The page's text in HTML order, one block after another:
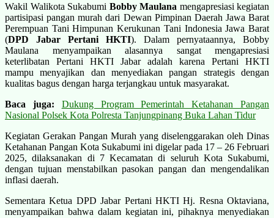
Wakil Walikota Sukabumi Bobby Maulana mengapresiasi kegiatan
partisipasi pangan murah dari Dewan Pimpinan Daerah Jawa Barat
Perempuan Tani Himpunan Kerukunan Tani Indonesia Jawa Barat
(DPD Jabar Pertani HKTI). Dalam pernyataannya, Bobby
Maulana menyampaikan alasannya sangat mengapresiasi
keterlibatan Pertani HKTI Jabar adalah karena Pertani HKTI
mampu menyajikan dan menyediakan pangan strategis dengan
kualitas bagus dengan harga terjangkau untuk masyarakat.
Baca juga: Dukung Program Pemerintah Ketahanan Pangan
Nasional Polsek Kota Polresta Tanjungpinang Buka Lahan Tidur
Kegiatan Gerakan Pangan Murah yang diselenggarakan oleh Dinas
Ketahanan Pangan Kota Sukabumi ini digelar pada 17 – 26 Februari
2025, dilaksanakan di 7 Kecamatan di seluruh Kota Sukabumi,
dengan tujuan menstabilkan pasokan pangan dan mengendalikan
inflasi daerah.
Sementara Ketua DPD Jabar Pertani HKTI Hj. Resna Oktaviana,
menyampaikan bahwa dalam kegiatan ini, pihaknya menyediakan